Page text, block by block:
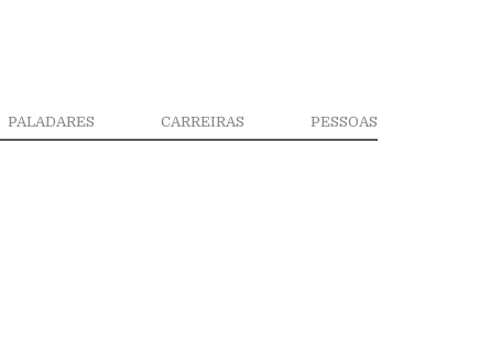
PALADARES CARREIRAS PESSOAS